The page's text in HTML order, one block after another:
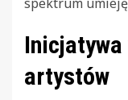
spektrum
Inicjatywa
artystów